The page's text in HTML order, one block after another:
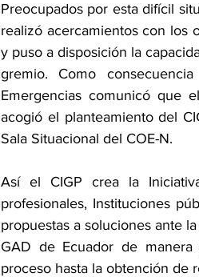
Preocupados por esta difícil
realizó acercamientos con los
y puso a disposición la
gremio. Como
Emergencias comunicó que
acogió el planteamiento del
Sala Situacional del COE-N.
Así el CIGP crea la
profesionales, Instituciones
propuestas a soluciones ante
GAD de Ecuador de
proceso hasta la obtención de